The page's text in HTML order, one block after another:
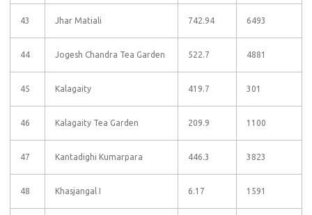
43 Jhar Matiali 742.94 6493
44 Jogesh Chandra Tea Garden 522.7 4881
45 Kalagaity 419.7 301
46 Kalagaity Tea Garden 209.9 1100
47 Kantadighi Kumarpara 446.3 3823
48 Khasjangal I 6.17 1591